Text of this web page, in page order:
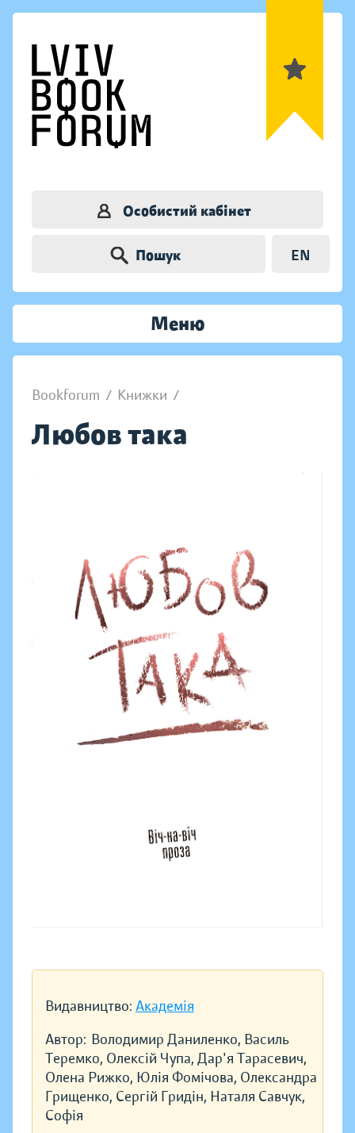
Особистий кабінет
Пошук EN
Меню
Bookforum / Книжки /
Любов така
Видавництво: Академія
Автор: Володимир Даниленко, Василь
Теремко, Олексій Чупа, Дар'я Тарасевич,
Олена Рижко, Юлія Фомічова, Олександра
Грищенко, Сергій Гридін, Наталя Савчук,
Софія